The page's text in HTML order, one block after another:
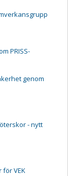
PRISS-
genom
- nytt
VEK